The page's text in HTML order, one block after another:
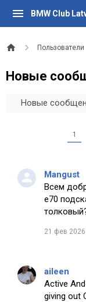
BMW Club
Пользователи
Новые
Новые
1
Mangust
Всем
е70
21 фев 2026
aileen
Active
giving out